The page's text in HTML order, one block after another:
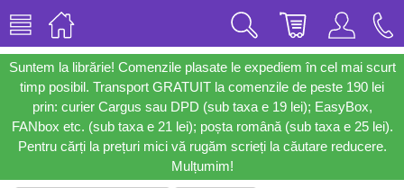
Suntem la librărie! Comenzile plasate le expediem în cel mai scurt
timp posibil. Transport GRATUIT la comenzile de peste 190 lei
prin: curier Cargus sau DPD (sub taxa e 19 lei); EasyBox,
FANbox etc. (sub taxa e 21 lei); poșta română (sub taxa e 25 lei).
Pentru cărți la prețuri mici vă rugăm scrieți la căutare reducere.
Mulțumim!